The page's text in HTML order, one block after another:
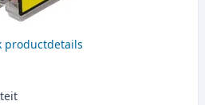
productdetails